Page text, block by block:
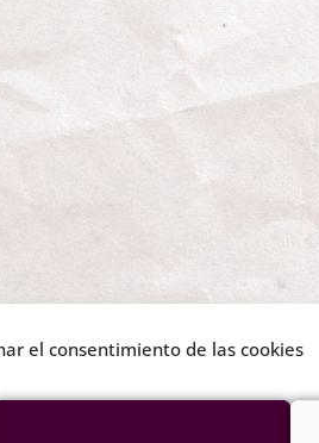
el consentimiento de las cookies